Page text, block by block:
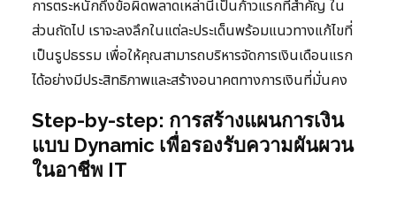
การตระหนักถึงข้อผิดพลาดเหล่านี้เป็นก้าวแรกที่สำคัญ ใน
ส่วนถัดไป เราจะลงลึกในแต่ละประเด็นพร้อมแนวทางแก้ไขที่
เป็นรูปธรรม เพื่อให้คุณสามารถบริหารจัดการเงินเดือนแรก
ได้อย่างมีประสิทธิภาพและสร้างอนาคตทางการเงินที่มั่นคง
Step-by-step: การสร้างแผนการเงิน
แบบ Dynamic เพื่อรองรับความผันผวน
ในอาชีพ IT